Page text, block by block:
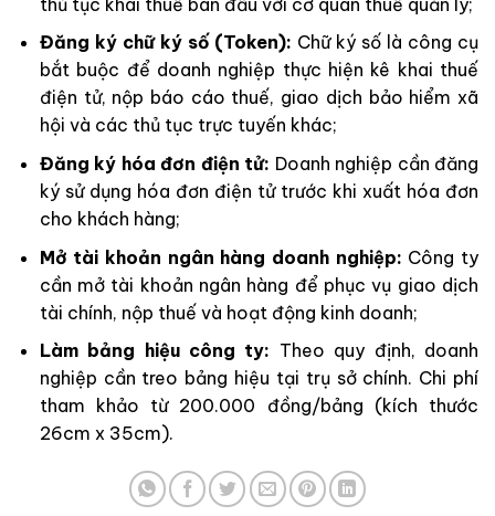
Đăng ký chữ ký số (Token): Chữ ký số là công cụ
bắt buộc để doanh nghiệp thực hiện kê khai thuế
điện tử, nộp báo cáo thuế, giao dịch bảo hiểm xã
hội và các thủ tục trực tuyến khác;
Đăng ký hóa đơn điện tử: Doanh nghiệp cần đăng
ký sử dụng hóa đơn điện tử trước khi xuất hóa đơn
cho khách hàng;
Mở tài khoản ngân hàng doanh nghiệp: Công ty
cần mở tài khoản ngân hàng để phục vụ giao dịch
tài chính, nộp thuế và hoạt động kinh doanh;
Làm bảng hiệu công ty: Theo quy định, doanh
nghiệp cần treo bảng hiệu tại trụ sở chính. Chi phí
tham khảo từ 200.000 đồng/bảng (kích thước
26cm x 35cm).